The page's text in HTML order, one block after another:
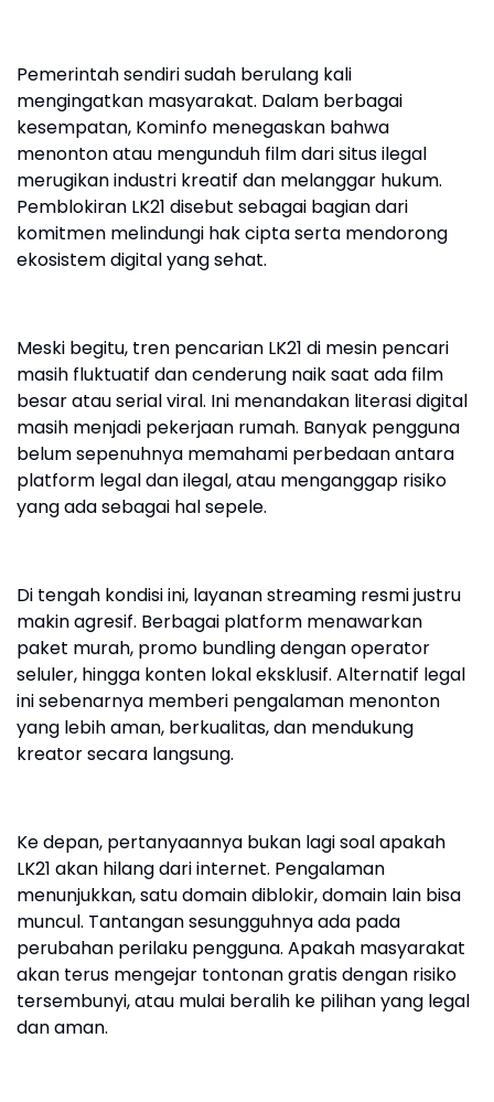
Pemerintah sendiri sudah berulang kali
mengingatkan masyarakat. Dalam berbagai
kesempatan, Kominfo menegaskan bahwa
menonton atau mengunduh film dari situs ilegal
merugikan industri kreatif dan melanggar hukum.
Pemblokiran LK21 disebut sebagai bagian dari
komitmen melindungi hak cipta serta mendorong
ekosistem digital yang sehat.
Meski begitu, tren pencarian LK21 di mesin pencari
masih fluktuatif dan cenderung naik saat ada film
besar atau serial viral. Ini menandakan literasi digital
masih menjadi pekerjaan rumah. Banyak pengguna
belum sepenuhnya memahami perbedaan antara
platform legal dan ilegal, atau menganggap risiko
yang ada sebagai hal sepele.
Di tengah kondisi ini, layanan streaming resmi justru
makin agresif. Berbagai platform menawarkan
paket murah, promo bundling dengan operator
seluler, hingga konten lokal eksklusif. Alternatif legal
ini sebenarnya memberi pengalaman menonton
yang lebih aman, berkualitas, dan mendukung
kreator secara langsung.
Ke depan, pertanyaannya bukan lagi soal apakah
LK21 akan hilang dari internet. Pengalaman
menunjukkan, satu domain diblokir, domain lain bisa
muncul. Tantangan sesungguhnya ada pada
perubahan perilaku pengguna. Apakah masyarakat
akan terus mengejar tontonan gratis dengan risiko
tersembunyi, atau mulai beralih ke pilihan yang legal
dan aman.